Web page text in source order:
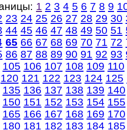
1 2 3 4 5 6 7 8 9
23 24 25 26 27 28 29 30
44 45 46 47 48 49 50 51
65 66 67 68 69 70 71 72
86 87 88 89 90 91 92 93
105 106 107 108 109 110
120 121 122 123 124 125
135 136 137 138 139 140
150 151 152 153 154 155
165 166 167 168 169 170
180 181 182 183 184 185